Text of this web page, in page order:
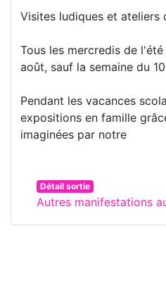
Visites ludiques et
Tous les mercredis de
août, sauf la semaine du
Pendant les vacances
expositions en famille
imaginées par notre
Détail sortie
Autres manifestations